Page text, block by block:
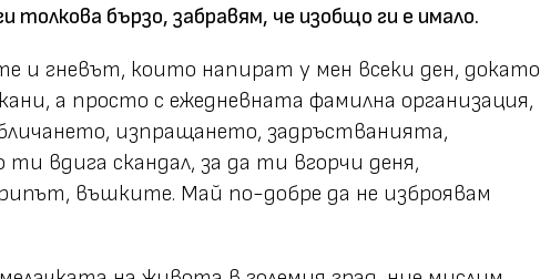
толкова бързо, забравям, че изобщо ги е имало.
и гневът, които напират у мен всеки ден, докато
а просто с ежедневната фамилна организация,
изпращането, задръстванията,
вдига скандал, за да ти вгорчи деня,
въшките. Май по-добре да не изброявам